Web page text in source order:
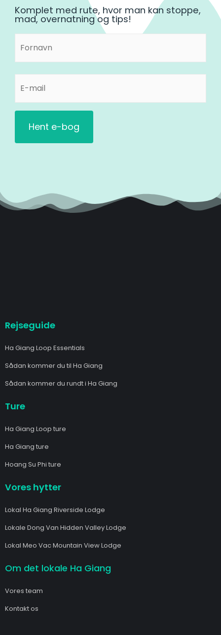
Komplet med rute, hvor man kan stoppe,
mad, overnatning og tips!
Fornavn
(Påkrævet)
Rejseguide
Ha Giang Loop Essentials
Sådan kommer du til Ha Giang
Sådan kommer du rundt i Ha Giang
Ture
Ha Giang Loop ture
Ha Giang ture
Hoang Su Phi ture
Vores hytter
Lokal Ha Giang Riverside Lodge
Lokale Dong Van Hidden Valley Lodge
Lokal Meo Vac Mountain View Lodge
Om det lokale Ha Giang
Vores team
Kontakt os